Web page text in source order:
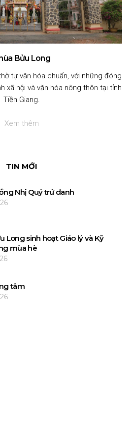
Bửu Long
tự văn hóa chuẩn, với những đóng
xã hội và văn hóa nông thôn tại tỉnh
Tiền Giang.
Xem thêm
TIN MỚI
Nhị Quý trứ danh
Long sinh hoạt Giáo lý và Kỹ
mùa hè
tâm